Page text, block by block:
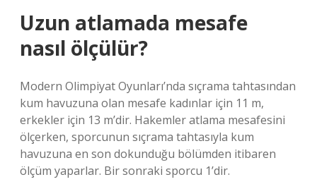
Uzun atlamada mesafe
nasıl ölçülür?
Modern Olimpiyat Oyunları’nda sıçrama tahtasından
kum havuzuna olan mesafe kadınlar için 11 m,
erkekler için 13 m’dir. Hakemler atlama mesafesini
ölçerken, sporcunun sıçrama tahtasıyla kum
havuzuna en son dokunduğu bölümden itibaren
ölçüm yaparlar. Bir sonraki sporcu 1’dir.